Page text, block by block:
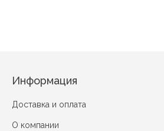
Информация
Доставка и оплата
О компании